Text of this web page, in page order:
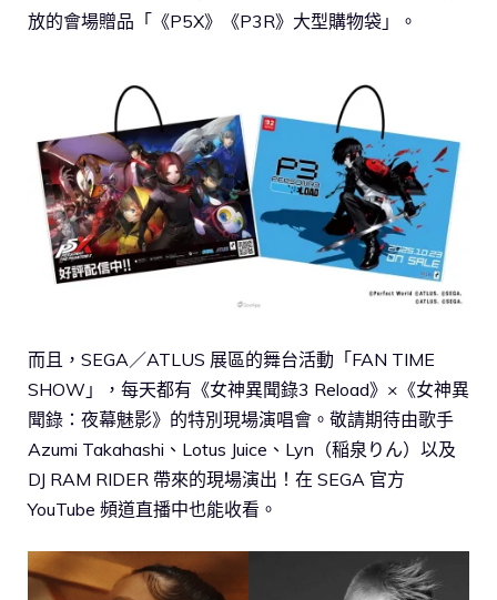
放的會場贈品「《P5X》《P3R》大型購物袋」。
而且，SEGA／ATLUS 展區的舞台活動「FAN TIME
SHOW」，每天都有《女神異聞錄3 Reload》×《女神異
聞錄：夜幕魅影》的特別現場演唱會。敬請期待由歌手
Azumi Takahashi、Lotus Juice、Lyn（稲泉りん）以及
DJ RAM RIDER 帶來的現場演出！在 SEGA 官方
YouTube 頻道直播中也能收看。